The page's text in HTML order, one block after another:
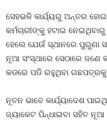
ସେହଭଳି କାର୍ଯ୍ୟରୁ ଅନ୍ତର
କର୍ମଚାରୀଙ୍କୁ ହଟାଇ
ହେଲେ ଯେଉଁ ସ୍ଥାନରେ ପୁରୁଣା
ନୂଆ ସଂସ୍ଥାରେ ସେଠାରେ ଜଣେ
କଡରେ ପଡି ରହୁଥିବା ଗଛପତ୍ରକୁ
ନୂତନ ଭାବେ କାର୍ଯ୍ୟାଦେଶ
ଜ୍ୟାକେଟ ପିନ୍ଧାଇବା ସହିତ